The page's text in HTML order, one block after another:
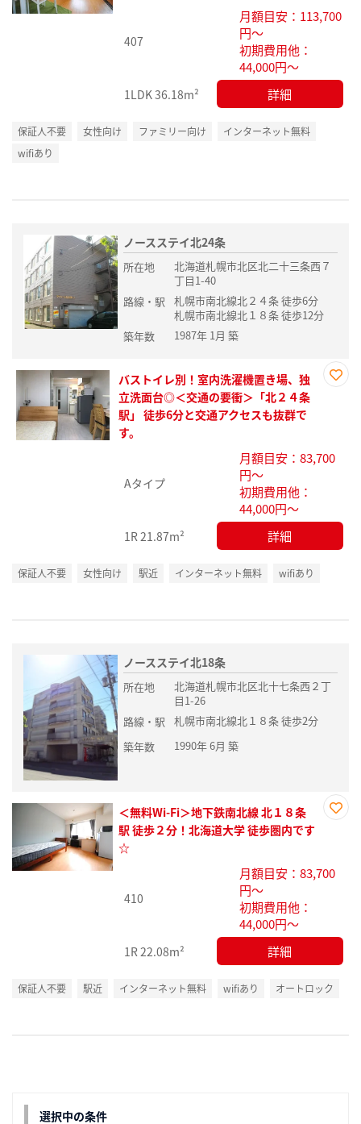
録
407
月額目安：113,700
円～
初期費用他：
44,000円～
1LDK36.18m² 詳細
保証人不要 女性向け ファミリー向け
インターネット無料
wifiあり
ノースステイ北24条
所在地
北海道札幌市北区北二十三条西７
丁目1-40
路線・駅
札幌市南北線北２４条 徒歩6分
札幌市南北線北１８条 徒歩12分
築年数
1987年 1月 築
バストイレ別！室内洗濯機置き場、独
立洗面台◎＜交通の要衝＞「北２４条
駅」 徒歩6分と交通アクセスも抜群で
す。
Aタイプ
月額目安：83,700
円～
初期費用他：
44,000円～
1R 21.87m² 詳細
保証人不要 女性向け 駅近 インターネット無料 wifiあり
ノースステイ北18条
所在地
北海道札幌市北区北十七条西２丁
目1-26
路線・駅
札幌市南北線北１８条 徒歩2分
築年数
1990年 6月 築
録
＜無料Wi-Fi＞地下鉄南北線 北１８条
駅 徒歩２分！北海道大学 徒歩圏内です
☆
410
月額目安：83,700
円～
初期費用他：
44,000円～
1R 22.08m² 詳細
保証人不要 駅近 インターネット無料 wifiあり オートロック
選択中の条件